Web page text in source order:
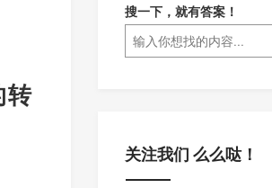
转
搜一下，就有答案！
关注我们 么么哒！